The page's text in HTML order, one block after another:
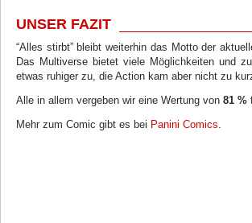
UNSER FAZIT
“Alles stirbt” bleibt weiterhin das Motto der
Das Multiverse bietet viele Möglichkeiten und
etwas ruhiger zu, die Action kam aber nicht zu
Alle in allem vergeben wir eine Wertung von 81 %
Mehr zum Comic gibt es bei Panini Comics.